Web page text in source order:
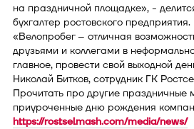
на праздничной площадке», -
бухгалтер ростовского предприятия.
«Велопробег – отличная
друзьями и коллегами в
главное, провести свой выходной
Николай Битков, сотрудник ГК
Прочитать про другие праздничные
приуроченные дню рождения
https://rostselmash.com/media/news/